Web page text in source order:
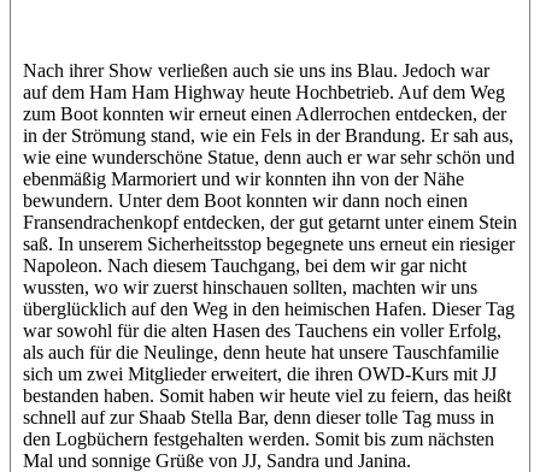
Nach ihrer Show verließen auch sie uns ins Blau. Jedoch war
auf dem Ham Ham Highway heute Hochbetrieb. Auf dem Weg
zum Boot konnten wir erneut einen Adlerrochen entdecken, der
in der Strömung stand, wie ein Fels in der Brandung. Er sah aus,
wie eine wunderschöne Statue, denn auch er war sehr schön und
ebenmäßig Marmoriert und wir konnten ihn von der Nähe
bewundern. Unter dem Boot konnten wir dann noch einen
Fransendrachenkopf entdecken, der gut getarnt unter einem Stein
saß. In unserem Sicherheitsstop begegnete uns erneut ein riesiger
Napoleon. Nach diesem Tauchgang, bei dem wir gar nicht
wussten, wo wir zuerst hinschauen sollten, machten wir uns
überglücklich auf den Weg in den heimischen Hafen. Dieser Tag
war sowohl für die alten Hasen des Tauchens ein voller Erfolg,
als auch für die Neulinge, denn heute hat unsere Tauschfamilie
sich um zwei Mitglieder erweitert, die ihren OWD-Kurs mit JJ
bestanden haben. Somit haben wir heute viel zu feiern, das heißt
schnell auf zur Shaab Stella Bar, denn dieser tolle Tag muss in
den Logbüchern festgehalten werden. Somit bis zum nächsten
Mal und sonnige Grüße von JJ, Sandra und Janina.